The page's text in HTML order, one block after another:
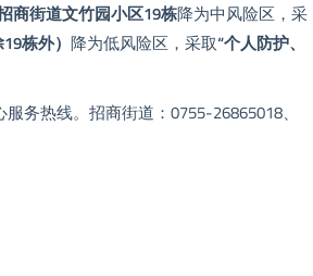
商街道文竹园小区19栋降为中风险区，采
栋外） 降为低风险区，采取“个人防护、
热线。招商街道：0755-26865018、